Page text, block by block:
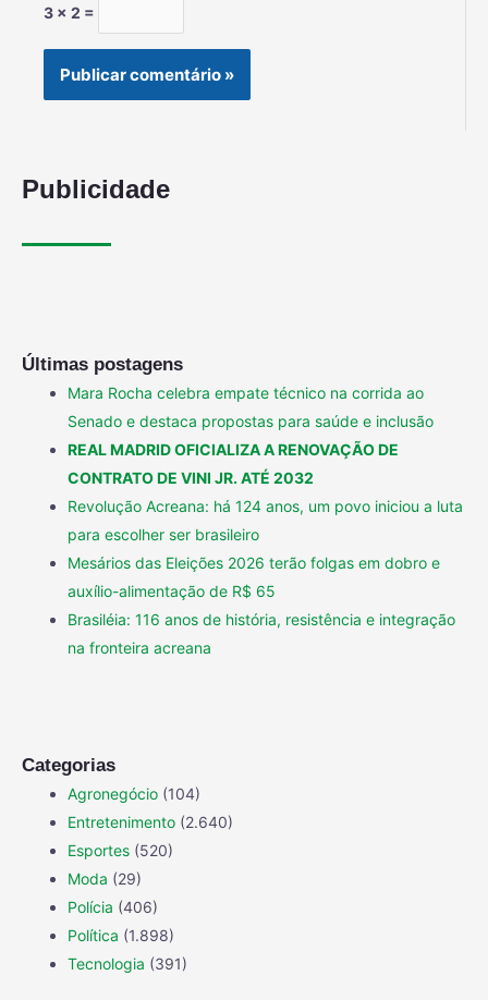
3 × 2 =
Publicidade
Últimas postagens
Mara Rocha celebra empate técnico na corrida ao
Senado e destaca propostas para saúde e inclusão
REAL MADRID OFICIALIZA A RENOVAÇÃO DE
CONTRATO DE VINI JR. ATÉ 2032
Revolução Acreana: há 124 anos, um povo iniciou a luta
para escolher ser brasileiro
Mesários das Eleições 2026 terão folgas em dobro e
auxílio-alimentação de R$ 65
Brasiléia: 116 anos de história, resistência e integração
na fronteira acreana
Categorias
Agronegócio (104)
Entretenimento (2.640)
Esportes (520)
Moda (29)
Polícia (406)
Política (1.898)
Tecnologia (391)